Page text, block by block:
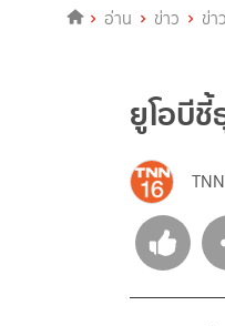
อ่าน ข่าว ข่า
ยูโอบี